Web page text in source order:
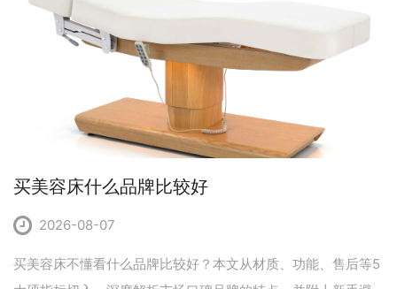
买美容床什么品牌比较好
2026-08-07
买美容床不懂看什么品牌比较好？本文从材质、功能、售后等5